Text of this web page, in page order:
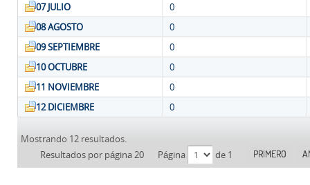
07 JULIO
0
08 AGOSTO
0
09 SEPTIEMBRE
0
10 OCTUBRE
0
11 NOVIEMBRE
0
12 DICIEMBRE
0
Mostrando 12 resultados.
Resultados por página 20
Página de 1 PRIMERO